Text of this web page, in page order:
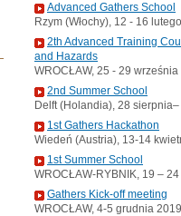
Advanced Gathers School
Rzym (Włochy), 12 - 16
2th Advanced Training
and Hazards
WROCŁAW, 25 - 29 września
2nd Summer School
Delft (Holandia), 28
1st Gathers Hackathon
Wiedeń (Austria), 13-14
1st Summer School
WROCŁAW-RYBNIK, 19 –
Gathers Kick-off meeting
WROCŁAW, 4-5 grudnia 2019